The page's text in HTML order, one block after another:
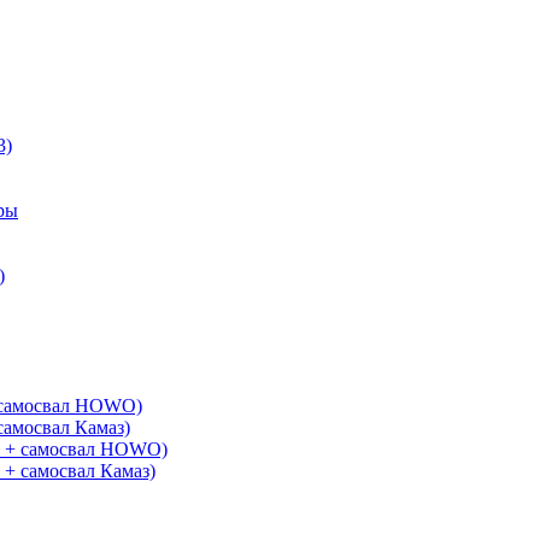
HOWO)
Камаз)
самосвал HOWO)
самосвал Камаз)